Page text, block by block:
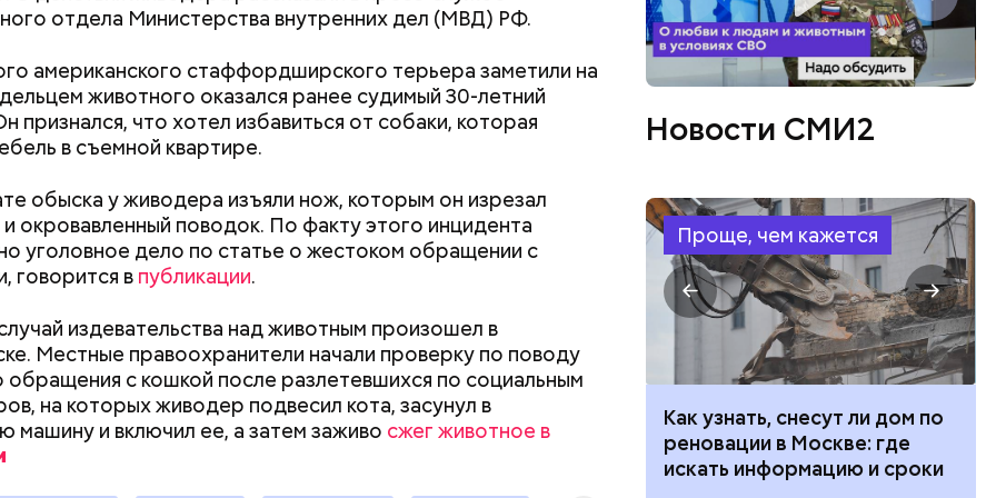
отдела Министерства внутренних дел (МВД) РФ.
американского стаффордширского терьера заметили на
животного оказался ранее судимый 30-летний
признался, что хотел избавиться от собаки, которая
в съемной квартире.
обыска у живодера изъяли нож, которым он изрезал
окровавленный поводок. По факту этого инцидента
уголовное дело по статье о жестоком обращении с
говорится в публикации.
издевательства над животным произошел в
Местные правоохранители начали проверку по поводу
обращения с кошкой после разлетевшихся по социальным
на которых живодер подвесил кота, засунул в
машину и включил ее, а затем заживо сжег животное в
В квартире потерпевших установили
видеонаблюдения. На записи попал 25-летний сын
Артем Миссюра, который тайно приходил в квартиру
и подсыпал им в еду химикаты. Также отравленную
младшая сестра.
отправились в село Чанко, где может скрываться
Параллельно с этим в Махачкале объявлен
Въезд и выезд в город перекрыты. Помимо этого,
Новости СМИ2
Проще, чем кажется
Как поменять батареи дома и
не получить штраф
Как получить до 100 тысяч
рублей от государства при
Как узнать, снесут ли дом по
реновации в Москве: где
искать информацию и сроки